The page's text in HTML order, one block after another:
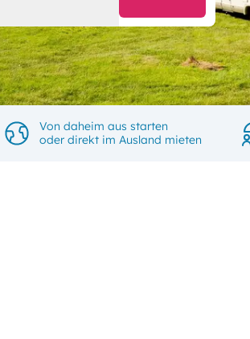
Von daheim aus starten
oder direkt im Ausland mieten